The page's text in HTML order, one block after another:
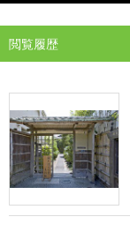
閲覧履歴